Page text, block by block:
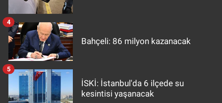
Bahçeli: 86 milyon kazanacak
4
İSKİ: İstanbul'da 6 ilçede su
kesintisi yaşanacak
5